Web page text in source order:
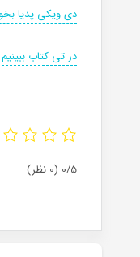
دی ویکی پدیا
در تی کتاب ببینیم
0/5 (0 نظر)